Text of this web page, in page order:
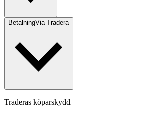
BetalningVia Tradera
Traderas köparskydd